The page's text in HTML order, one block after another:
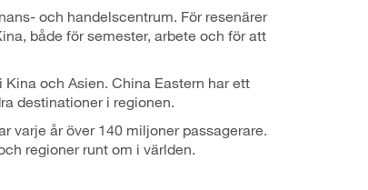
och handelscentrum. För resenärer
både för semester, arbete och för att
och Asien. China Eastern har ett
destinationer i regionen.
varje år över 140 miljoner passagerare.
regioner runt om i världen.